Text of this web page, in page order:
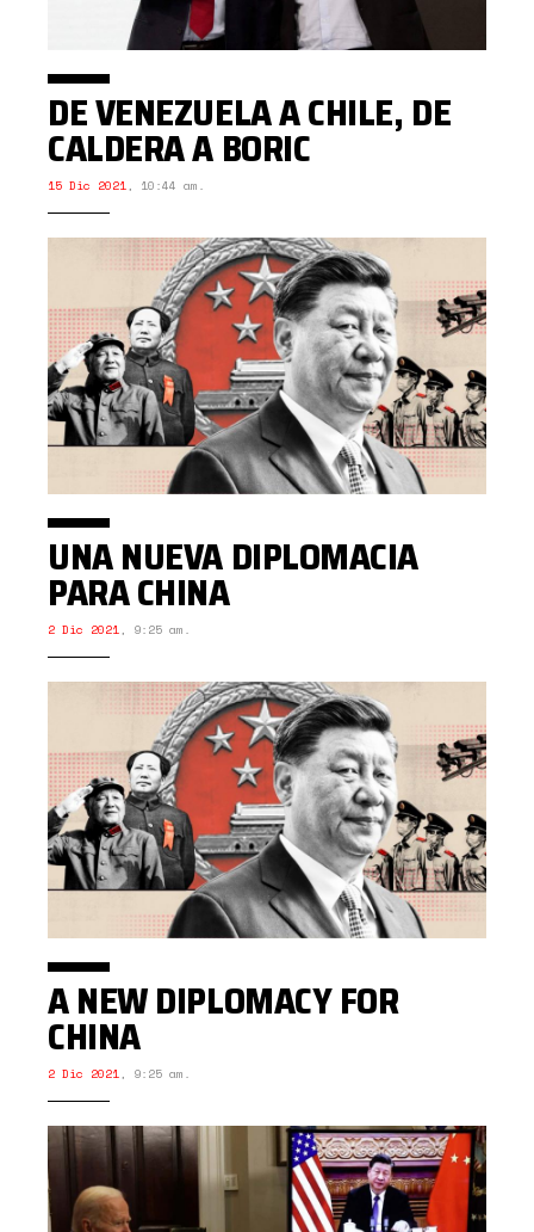
DE VENEZUELA A CHILE, DE
CALDERA A BORIC
15 Dic 2021, 10:44 am.
UNA NUEVA DIPLOMACIA
PARA CHINA
2 Dic 2021, 9:25 am.
A NEW DIPLOMACY FOR
CHINA
2 Dic 2021, 9:25 am.